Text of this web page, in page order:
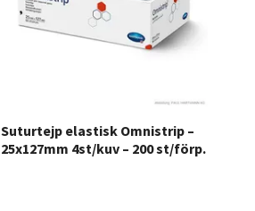
Suturtejp elastisk Omnistrip –
25x127mm 4st/kuv – 200 st/förp.